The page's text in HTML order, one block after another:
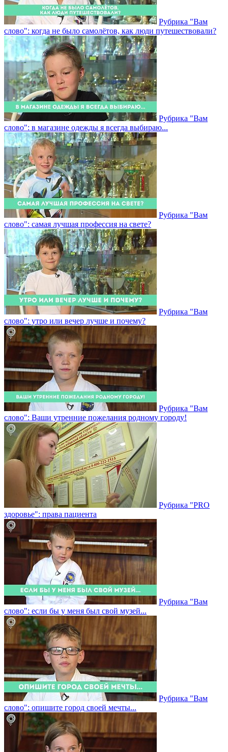
Рубрика "Вам
слово": когда не было самолётов, как люди путешествовали?
Рубрика "Вам
слово": в магазине одежды я всегда выбираю...
Рубрика "Вам
слово": самая лучшая профессия на свете?
Рубрика "Вам
слово": утро или вечер лучше и почему?
Рубрика "Вам
слово": Ваши утренние пожелания родному городу!
Рубрика "PRO
здоровье": права пациента
Рубрика "Вам
слово": если бы у меня был свой музей...
Рубрика "Вам
слово": опишите город своей мечты...